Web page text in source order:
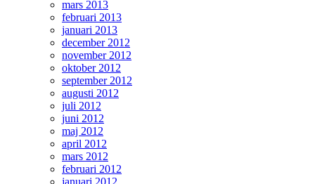
mars 2013
februari 2013
januari 2013
december 2012
november 2012
oktober 2012
september 2012
augusti 2012
juli 2012
juni 2012
maj 2012
april 2012
mars 2012
februari 2012
januari 2012